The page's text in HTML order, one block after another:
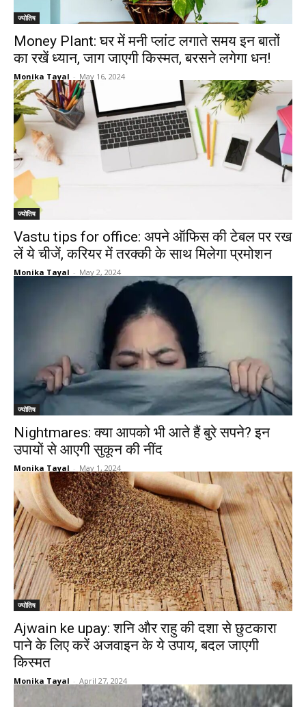
ज्योतिष
Money Plant: घर में मनी प्लांट लगाते समय इन बातों
का रखें ध्यान, जाग जाएगी किस्मत, बरसने लगेगा धन!
Monika Tayal - May 16, 2024
ज्योतिष
Vastu tips for office: अपने ऑफिस की टेबल पर रख
लें ये चीजें, करियर में तरक्की के साथ मिलेगा प्रमोशन
Monika Tayal - May 2, 2024
ज्योतिष
Nightmares: क्या आपको भी आते हैं बुरे सपने? इन
उपायों से आएगी सुकून की नींद
Monika Tayal - May 1, 2024
ज्योतिष
Ajwain ke upay: शनि और राहु की दशा से छुटकारा
पाने के लिए करें अजवाइन के ये उपाय, बदल जाएगी
किस्मत
Monika Tayal - April 27, 2024